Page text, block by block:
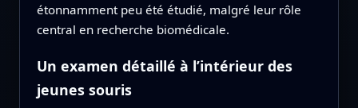
étonnamment peu été étudié, malgré leur rôle
central en recherche biomédicale.
Un examen détaillé à l’intérieur des
jeunes souris